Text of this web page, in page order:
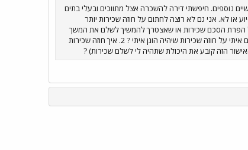
נוספים. חיפשתי דירה להשכרה אצל מתווכים ובעלי בתים
או לא. אני גם לא רוצה לחתום על חוזה שכירות יותר
על הפרת הסכם שכירות או שאצטרך להמשיך לשלם את המשך
תקופת השכירות כשאין לי כסף לשלם ובעצם להיכנס לחובות כי אין לי מאיפה להחזיר. 1. איך אני מוצאת בעלי בתים שיסכימו לחתום איתי על חוזה שכירות שיהיה הוגן איתי ? 2. איך חוזה שכירות